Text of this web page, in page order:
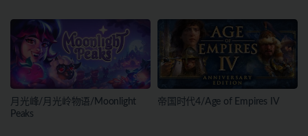
月光峰/月光岭物语/Moonlight
Peaks
帝国时代4/Age of Empires IV